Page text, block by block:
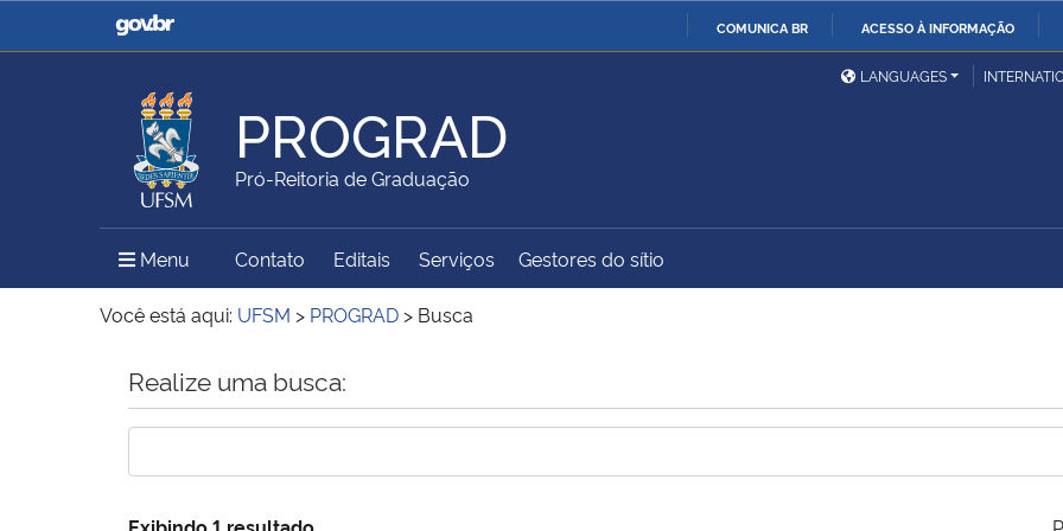
COMUNICA BR ACESSO À INFORMAÇÃO
Casa Civil
Ministério da Justiça e
Ministério da Defesa
Ministério das Relações
Exteriores
Ministério da Agricultura,
Pecuária e Abastecimento
Ministério da Educação
Ministério do Meio Ambiente Ministério do Turismo
Ministério do
LANGUAGES
PROGRAD
Pró-Reitoria de Graduação
Menu Menu Principal do Sítio
Contato Editais Serviços Gestores do sítio
Você está aqui: UFSM > PROGRAD > Busca
Início do conteúdo
Realize uma busca:
Exibindo 1 resultado